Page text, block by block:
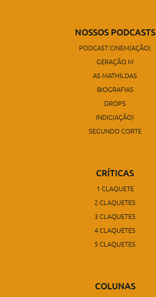
NOSSOS PODCASTS
PODCAST CINEM(AÇÃO)
GERAÇÃO M
AS MATHILDAS
BIOGRAFIAS
DROPS
INDIC(AÇÃO)
SEGUNDO CORTE
CRÍTICAS
1 CLAQUETE
2 CLAQUETES
3 CLAQUETES
4 CLAQUETES
5 CLAQUETES
COLUNAS